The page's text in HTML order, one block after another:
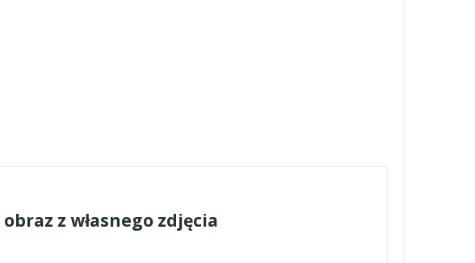
obraz z własnego zdjęcia